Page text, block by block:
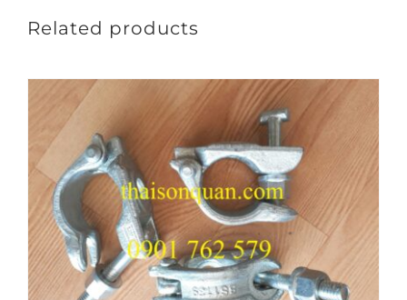
Related products